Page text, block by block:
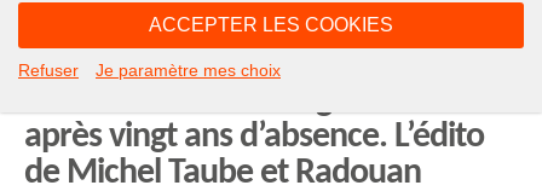
ACCEPTER LES COOKIES
Refuser Je paramètre mes choix
La vache de Montbéliard est de
après vingt ans d’absence. L’édito
de Michel Taube et Radouan